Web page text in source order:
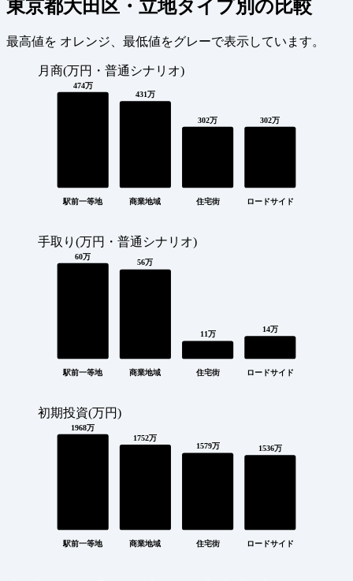
東京都大田区・立地タイプ別の比較
最高値を オレンジ、最低値をグレーで表示しています。
月商(万円・普通シナリオ)
474万
駅前一等地
431万
商業地域
302万
住宅街
302万
ロードサイド
手取り(万円・普通シナリオ)
60万
駅前一等地
56万
商業地域
11万
住宅街
14万
ロードサイド
初期投資(万円)
1968万
駅前一等地
1752万
商業地域
1579万
住宅街
1536万
ロードサイド